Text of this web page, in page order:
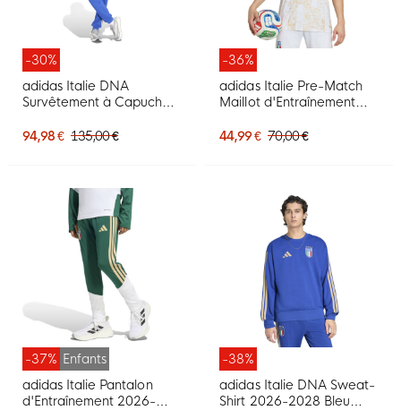
-30%
adidas Italie DNA
Survêtement à Capuche
94,98 € 135,00 €
-36%
adidas Italie Pre-Match
Maillot d'Entraînement
Bleu
44,99 € 70,00 €
-37% Enfants
adidas Italie Pantalon
d'Entraînement 2026-
-38%
adidas Italie DNA Sweat-
Shirt 2026-2028 Bleu